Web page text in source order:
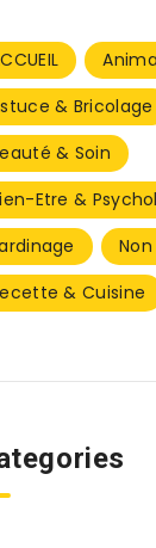
& Bricolage
& Soin
Etre &
& Cuisine